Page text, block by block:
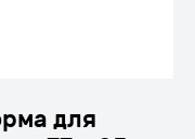
для